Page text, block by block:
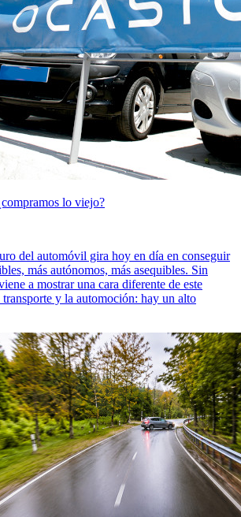
lo viejo?
del automóvil gira hoy en día en conseguir
más autónomos, más asequibles. Sin
a mostrar una cara diferente de este
y la automoción: hay un alto